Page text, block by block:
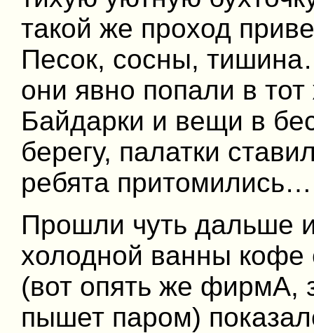
такой же проход
Песок, сосны,
они явно попали в
Байдарки и вещи в
берегу, палатки
ребята притомились…
Прошли чуть дальше
холодной ванны кофе
(вот опять же фирмА,
пышет паром)